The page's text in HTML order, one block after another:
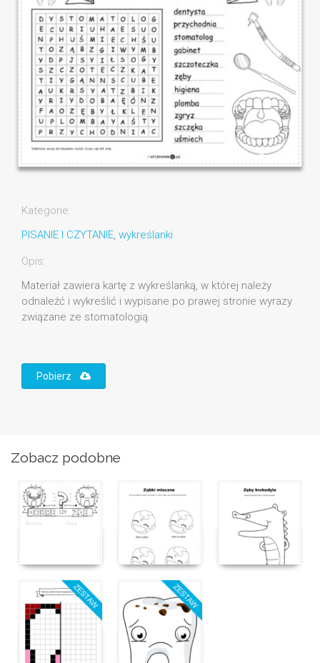
Kategorie:
PISANIE I CZYTANIE, wykreślanki
Opis:
Materiał zawiera kartę z wykreślanką, w której należy
odnaleźć i wykreślić i wypisane po prawej stronie wyrazy
związane ze stomatologią.
Pobierz
Zobacz podobne